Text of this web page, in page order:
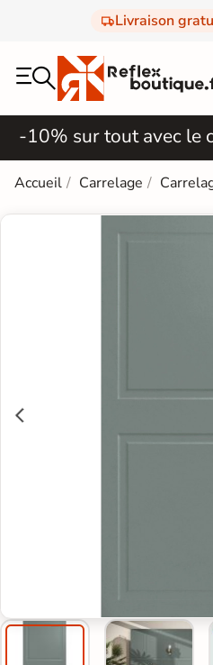
Livraison
-10% sur tout avec le
Accueil Carrelage